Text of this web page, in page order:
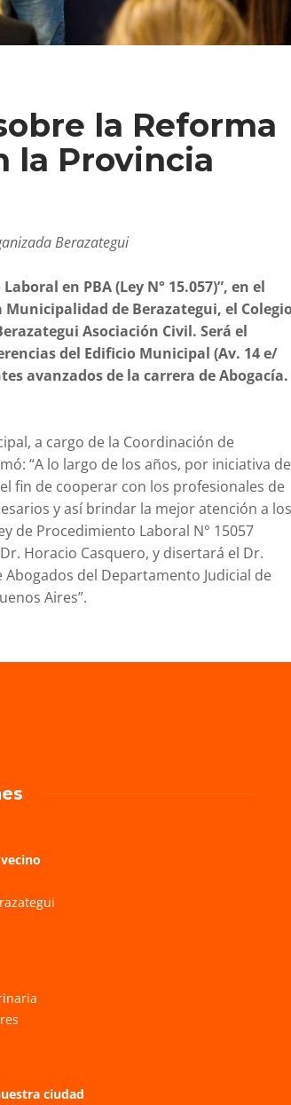
la Reforma
la Provincia
Berazategui
en PBA (Ley N° 15.057)”, en el
de Berazategui, el
Asociación Civil. Será el
del Edificio Municipal (Av. 14 e/
avanzados de la carrera de Abogacía.
a cargo de la Coordinación de
“A lo largo de los años, por iniciativa
fin de cooperar con los profesionales de
y así brindar la mejor atención a los
de Procedimiento Laboral N° 15057
Horacio Casquero, y disertará el Dr.
del Departamento Judicial de
Aires”.
ciudad